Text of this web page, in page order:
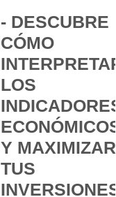
- DESCUBRE
CÓMO
INTERPRETAR
LOS
INDICADORES
ECONÓMICOS
Y MAXIMIZAR
TUS
INVERSIONES